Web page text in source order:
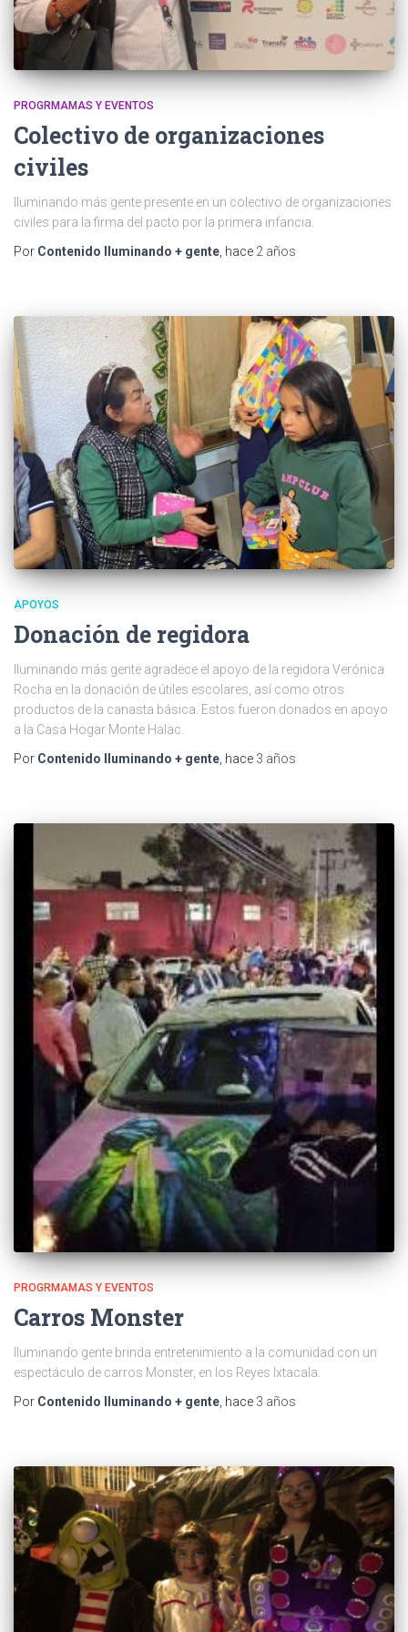
PROGRMAMAS Y EVENTOS
Colectivo de organizaciones
civiles
Iluminando más gente presente en un colectivo de organizaciones
civiles para la firma del pacto por la primera infancia.
Por Contenido Iluminando + gente , hace 2 años
APOYOS
Donación de regidora
Iluminando más gente agradece el apoyo de la regidora Verónica
Rocha en la donación de útiles escolares, así como otros
productos de la canasta básica. Estos fueron donados en apoyo
a la Casa Hogar Monte Halac.
Por Contenido Iluminando + gente, hace 3 años
PROGRMAMAS Y EVENTOS
Carros Monster
Iluminando gente brinda entretenimiento a la comunidad con un
espectáculo de carros Monster, en los Reyes Ixtacala.
Por Contenido Iluminando + gente, hace 3 años